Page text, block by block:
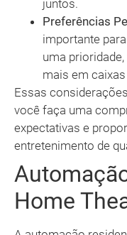
juntos.
Preferências
importante
uma
mais em
Essas
você faça uma
expectativas e
entretenimento de
Home